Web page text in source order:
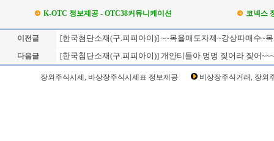
K-OTC 정보제공 - OTC38커뮤니케이션 코넥스
이전글 [한국첨단소재(구.피피아이)] ~~목욜매도자제~강상따매수~
다음글 [한국첨단소재(구.피피아이)] 개안티들아 멍멍 짖어라 짖어
장외주식시세, 비상장주식시세표 정보제공
비상장주식거래, 장외